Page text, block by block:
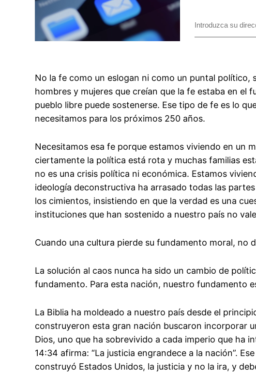
No la fe como un eslogan ni como un puntal político,
hombres y mujeres que creían que la fe estaba en el
pueblo libre puede sostenerse. Ese tipo de fe es lo
necesitamos para los próximos 250 años.
Necesitamos esa fe porque estamos viviendo en un
ciertamente la política está rota y muchas familias
no es una crisis política ni económica. Estamos
ideología deconstructiva ha arrasado todas las
los cimientos, insistiendo en que la verdad es una
instituciones que han sostenido a nuestro país no
Cuando una cultura pierde su fundamento moral, no
La solución al caos nunca ha sido un cambio de
fundamento. Para esta nación, nuestro fundamento
La Biblia ha moldeado a nuestro país desde el
construyeron esta gran nación buscaron incorporar
Dios, uno que ha sobrevivido a cada imperio que ha
14:34 afirma: “La justicia engrandece a la nación”.
construyó Estados Unidos, la justicia y no la ira, y